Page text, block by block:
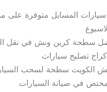
سطحة كرين ونش في نقل
تصليح سيارات
الكويت سطحة لسحب
في صيانة السيارات